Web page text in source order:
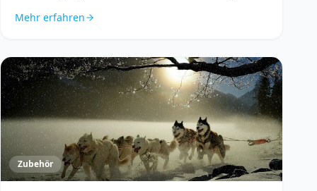
Mehr erfahren
Zubehör